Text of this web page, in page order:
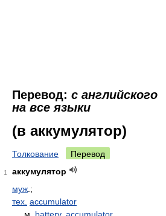
Перевод: с английского
на все языки
(в аккумулятор)
Толкование Перевод
1
аккумулятор
муж .;
тех. accumulator